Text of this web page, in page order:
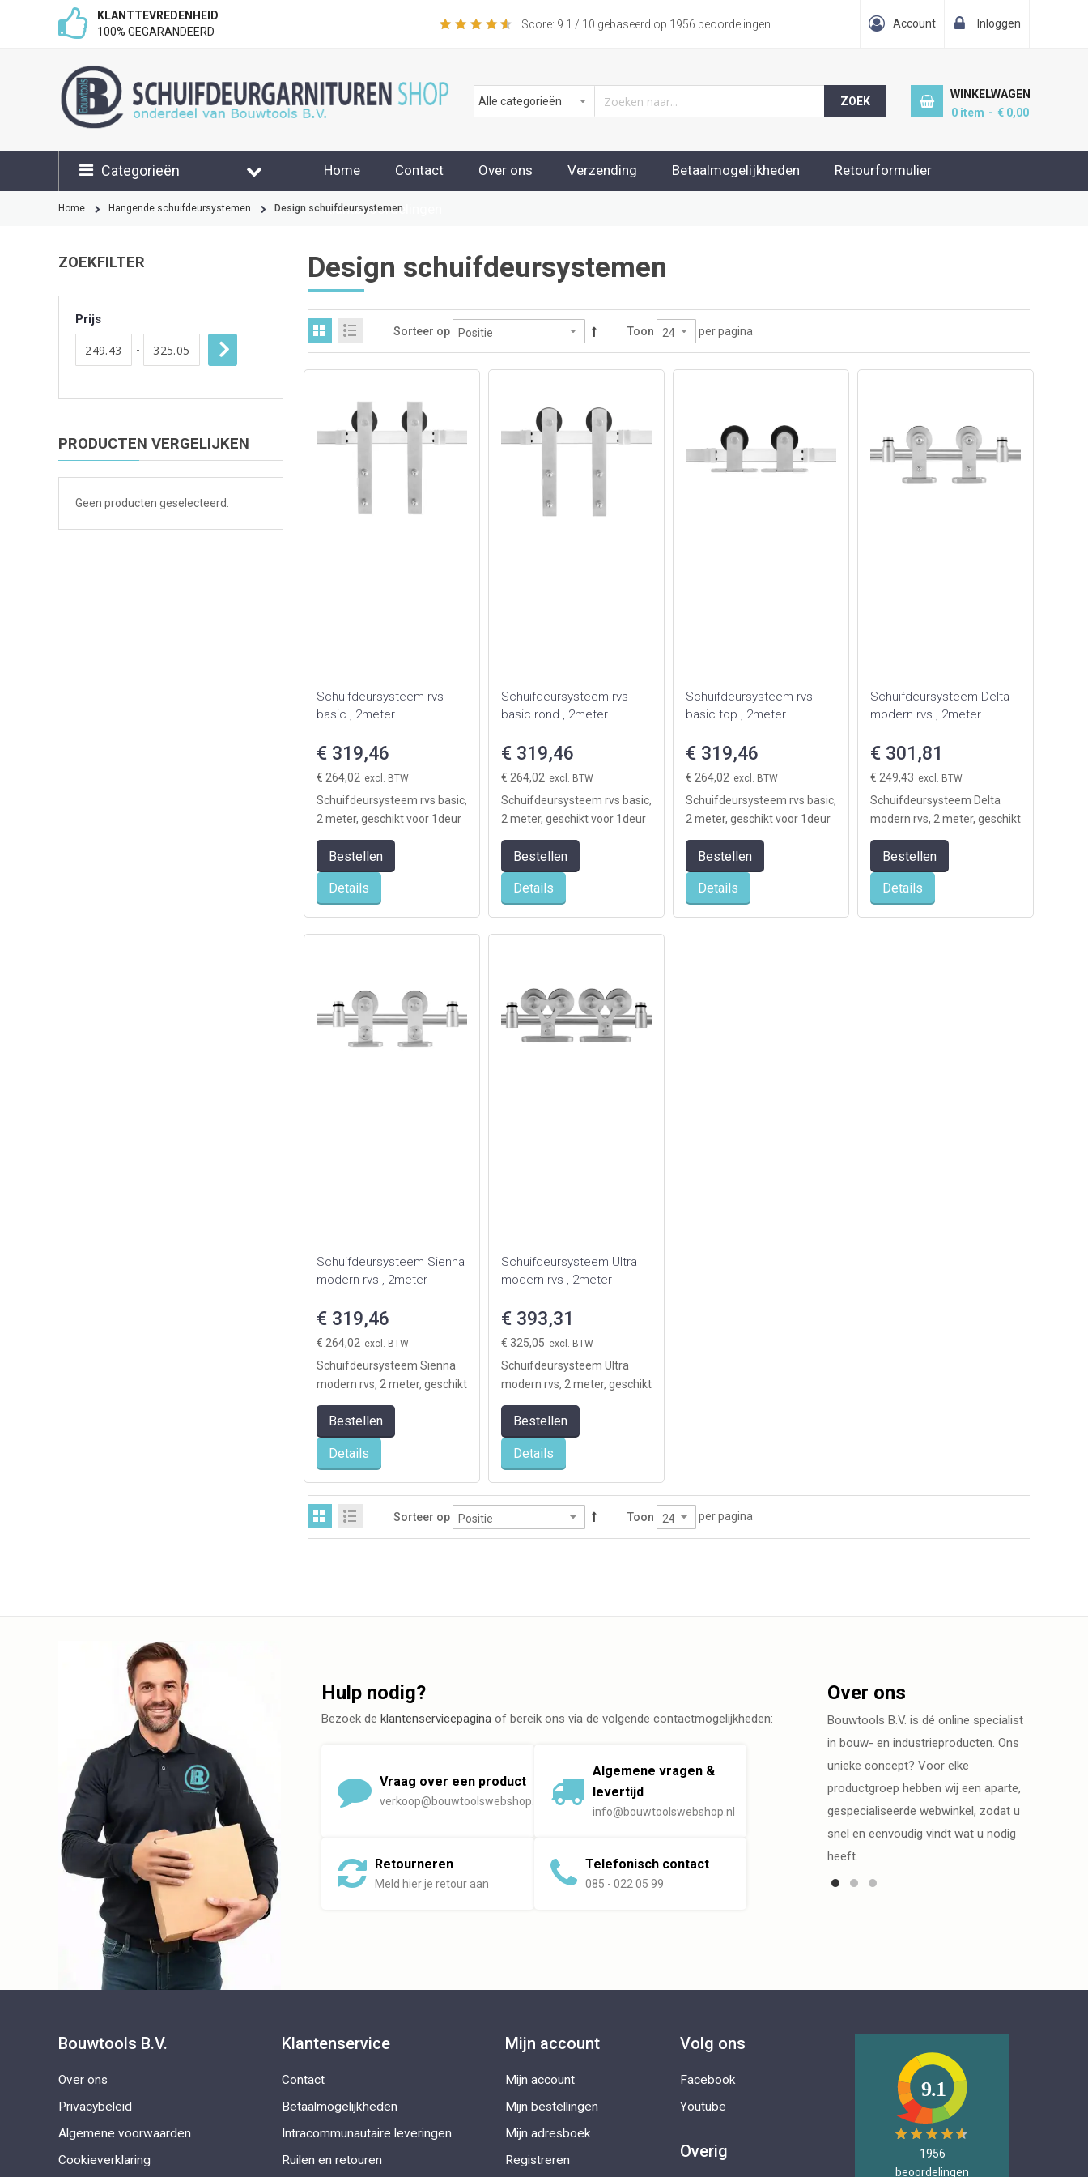
KLANTTEVREDENHEID
100% GEGARANDEERD
Score: 9.1 / 10 gebaseerd op 1956 beoordelingen Account Inloggen
ZOEK
WINKELWAGEN
0 item € 0,00
Categorieën Home Contact Over ons Verzending Betaalmogelijkheden Retourformulier
Klantbeoordelingen
Home Hangende schuifdeursystemen Design schuifdeursystemen
Design schuifdeursystemen
Sorteer op Toon per pagina
Schuifdeursysteem rvs
basic , 2meter
€ 319,46
€ 264,02
Schuifdeursysteem rvs basic,
2 meter, geschikt voor 1deur
(levering exclusief deur)
Bestellen
Details
Schuifdeursysteem rvs
basic rond , 2meter
€ 319,46
€ 264,02
Schuifdeursysteem rvs basic,
2 meter, geschikt voor 1deur
(levering exclusief deur)
Bestellen
Details
Schuifdeursysteem rvs
basic top , 2meter
€ 319,46
€ 264,02
Schuifdeursysteem rvs basic,
2 meter, geschikt voor 1deur
(levering exclusief deur)
Bestellen
Details
Schuifdeursysteem Delta
modern rvs , 2meter
€ 301,81
€ 249,43
Schuifdeursysteem Delta
modern rvs, 2 meter, geschikt
voor 1deur (levering exclusief
deur)
Bestellen
Details
Schuifdeursysteem Sienna
modern rvs , 2meter
€ 319,46
€ 264,02
Schuifdeursysteem Sienna
modern rvs, 2 meter, geschikt
voor 1deur (levering exclusief
deur ...
Bestellen
Details
Schuifdeursysteem Ultra
modern rvs , 2meter
€ 393,31
€ 325,05
Schuifdeursysteem Ultra
modern rvs, 2 meter, geschikt
voor 1deur (levering exclusief
deur)
Bestellen
Details
Sorteer op Toon per pagina
ZOEKFILTER
Prijs
-
PRODUCTEN VERGELIJKEN
Geen producten geselecteerd.
Hulp nodig?
Bezoek de klantenservicepagina of bereik ons via de volgende contactmogelijkheden:
Vraag over een product
verkoop@bouwtoolswebshop.nl
Algemene vragen &
levertijd
info@bouwtoolswebshop.nl
Retourneren
Meld hier je retour aan
Telefonisch contact
085 - 022 05 99
Over ons
Bouwtools B.V. is dé online specialist
in bouw- en industrieproducten. Ons
unieke concept? Voor elke
productgroep hebben wij een aparte,
gespecialiseerde webwinkel, zodat u
snel en eenvoudig vindt wat u nodig
heeft.
Bouwtools B.V.
Over ons
Privacybeleid
Algemene voorwaarden
Cookieverklaring
Klantenservice
Contact
Betaalmogelijkheden
Intracommunautaire leveringen
Ruilen en retouren
Mijn account
Mijn account
Mijn bestellingen
Mijn adresboek
Registreren
Volg ons
Facebook
Youtube
Overig
9.1
1956
beoordelingen